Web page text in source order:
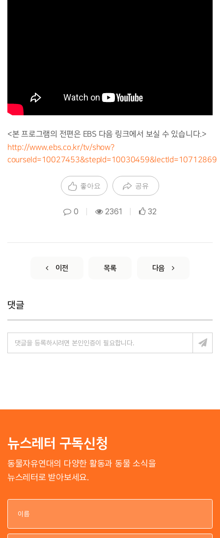
<본 프로그램의 전편은 EBS 다음 링크에서 보실 수 있습니다.>
http://www.ebs.co.kr/tv/show?
courseId=10027453&stepId=10030459&lectId=10712869
좋아요 공유
0 2361 32
이전 목록 다음
댓글
뉴스레터 구독신청
동물자유연대의 다양한 활동과 동물 소식을
뉴스레터로 받아보세요.
이